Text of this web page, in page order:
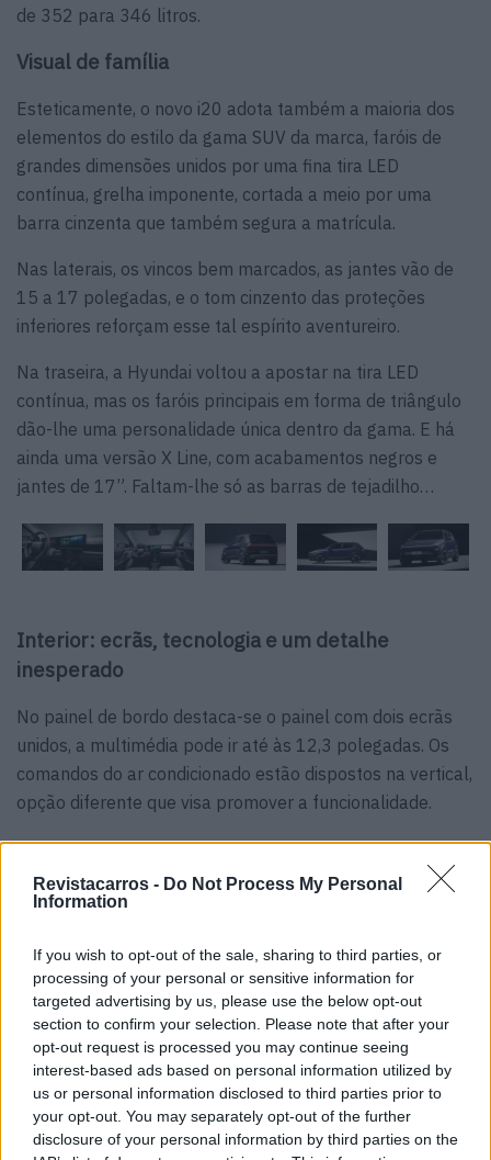
Revistacarros - Do Not Process My Personal
Information
If you wish to opt-out of the sale, sharing to third parties, or
processing of your personal or sensitive information for
targeted advertising by us, please use the below opt-out
section to confirm your selection. Please note that after your
opt-out request is processed you may continue seeing
interest-based ads based on personal information utilized by
us or personal information disclosed to third parties prior to
your opt-out. You may separately opt-out of the further
disclosure of your personal information by third parties on the
de 352 para 346 litros.
Visual de família
Esteticamente, o novo i20 adota também a maioria dos
elementos do estilo da gama SUV da marca, faróis de
grandes dimensões unidos por uma fina tira LED
contínua, grelha imponente, cortada a meio por uma
barra cinzenta que também segura a matrícula.
Nas laterais, os vincos bem marcados, as jantes vão de
15 a 17 polegadas, e o tom cinzento das proteções
inferiores reforçam esse tal espírito aventureiro.
Na traseira, a Hyundai voltou a apostar na tira LED
contínua, mas os faróis principais em forma de triângulo
dão-lhe uma personalidade única dentro da gama. E há
ainda uma versão X Line, com acabamentos negros e
jantes de 17”. Faltam-lhe só as barras de tejadilho…
Interior: ecrãs, tecnologia e um detalhe
inesperado
No painel de bordo destaca-se o painel com dois ecrãs
unidos, a multimédia pode ir até às 12,3 polegadas. Os
comandos do ar condicionado estão dispostos na vertical,
opção diferente que visa promover a funcionalidade.
De resto, temos carregamento por indução, câmara
traseira, cruise control adaptativo, travagem automática
de emergência e detector de ângulo morto. Tudo o que se
boa execução.
Motores? Para já, só no Brasil
No mercado brasileiro, onde já foi apresentado, o i20
chega com um 1.0 atmosférico de 75 CV (a gasolina ou
etanol) e caixa manual, e um 1.0 T-GDI turbo de 115 CV,
apenas com caixa automática. Nenhum deles é